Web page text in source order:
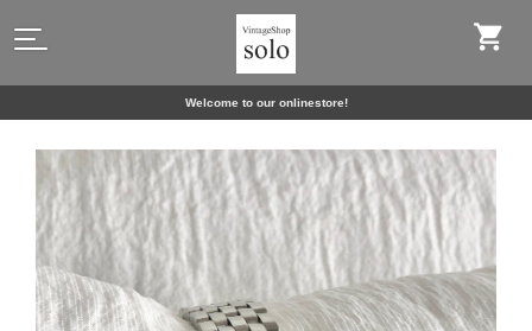
Welcome to our onlinestore!